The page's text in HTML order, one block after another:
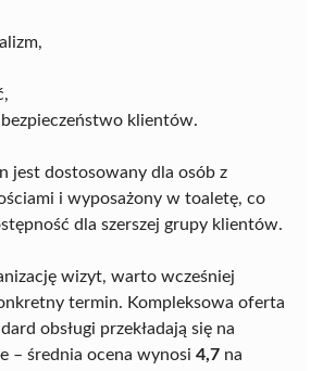
klientów.
jest dostosowany dla osób z
i wyposażony w toaletę, co
dla szerszej grupy klientów.
wizyt, warto wcześniej
termin. Kompleksowa oferta
obsługi przekładają się na
– średnia ocena wynosi 4,7 na